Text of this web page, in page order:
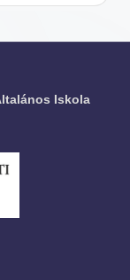
Iskola